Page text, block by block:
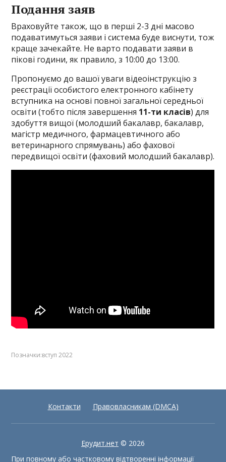
Подання заяв
Враховуйте також, що в перші 2-3 дні масово
подаватимуться заяви і система буде виснути, тож
краще зачекайте. Не варто подавати заяви в
пікові години, як правило, з 10:00 до 13:00.
Пропонуємо до вашої уваги відеоінструкцію з
реєстрації особистого електронного кабінету
вступника на основі повної загальної середньої
освіти (тобто після завершення 11-ти класів) для
здобуття вищої (молодший бакалавр, бакалавр,
магістр медичного, фармацевтичного або
ветеринарного спрямувань) або фахової
передвищої освіти (фаховий молодший бакалавр).
Позначки:вступ 2022
Контакти Правовласникам (DMCA)
Ерудит.нет © 2026
При повному або частковому відтворенні інформації